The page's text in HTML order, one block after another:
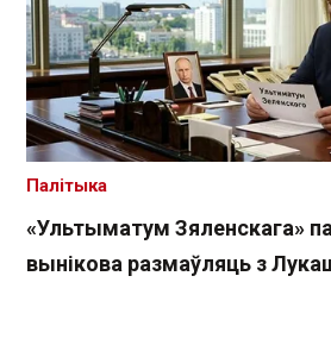
«Ультыматум Зяленскага»
вынікова размаўляць з
Палітыка